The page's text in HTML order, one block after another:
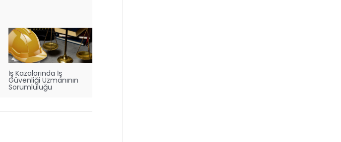
İş Kazalarında İş
Güvenliği Uzmanının
Sorumluluğu